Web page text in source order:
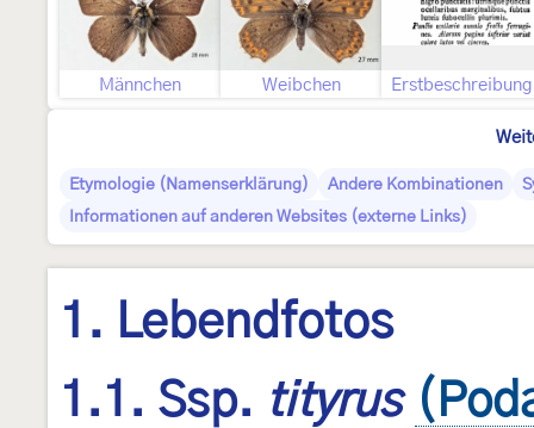
Männchen Weibchen Erstbeschreibung
Etymologie (Namenserklärung) Andere Kombinationen
Informationen auf anderen Websites (externe Links)
1. Lebendfotos
1.1. Ssp. tityrus